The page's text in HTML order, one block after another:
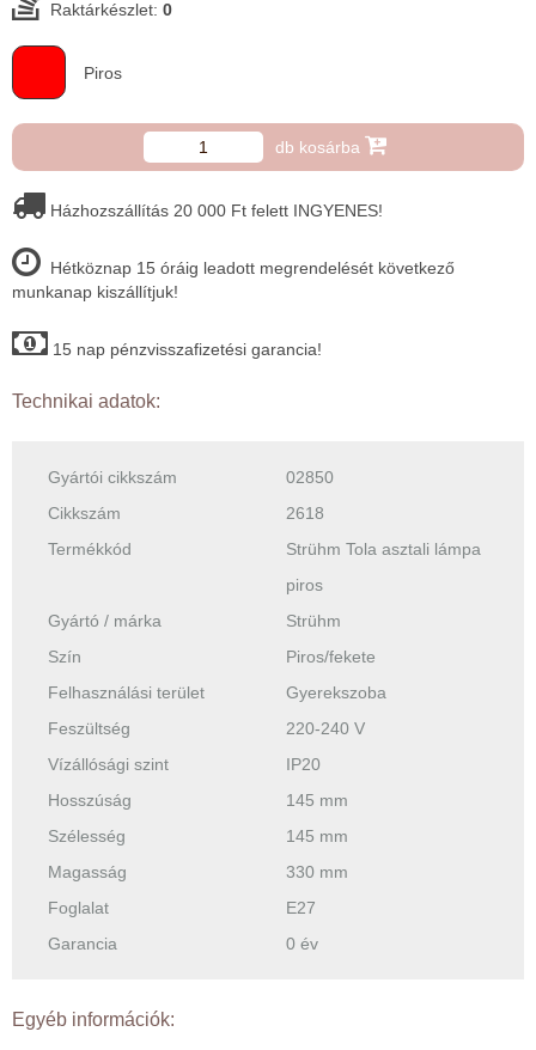
Raktárkészlet: 0
Piros
db kosárba
Házhozszállítás 20 000 Ft felett INGYENES!
Hétköznap 15 óráig leadott megrendelését következő
munkanap kiszállítjuk!
15 nap pénzvisszafizetési garancia!
Technikai adatok:
Gyártói cikkszám
02850
Cikkszám
2618
Termékkód
Strühm Tola asztali lámpa
piros
Gyártó / márka
Strühm
Szín
Piros/fekete
Felhasználási terület
Gyerekszoba
Feszültség
220-240 V
Vízállósági szint
IP20
Hosszúság
145 mm
Szélesség
145 mm
Magasság
330 mm
Foglalat
E27
Garancia
0 év
Egyéb információk: